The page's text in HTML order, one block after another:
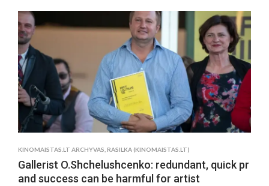
ARBA
ORANŽINĖS
BEI
MĖLYNOS
MANIJA
HOLIVUDE
KINOMAISTAS.LT ARCHYVAS RASILKA (KINOMAISTAS.LT)
Gallerist O.Shchelushcenko: redundant, quick pr
and success can be harmful for artist